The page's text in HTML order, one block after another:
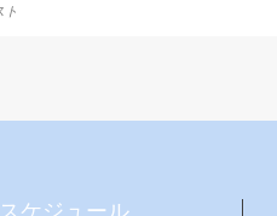
ト
ケジュール